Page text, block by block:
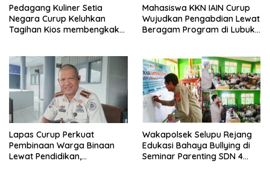
Pedagang Kuliner Setia
Negara Curup Keluhkan
Tagihan Kios membengkak
Mahasiswa KKN IAIN Curup
Wujudkan Pengabdian Lewat
Beragam Program di Lubuk
Lapas Curup Perkuat
Pembinaan Warga Binaan
Lewat Pendidikan,
Wakapolsek Selupu Rejang
Edukasi Bahaya Bullying di
Seminar Parenting SDN 4